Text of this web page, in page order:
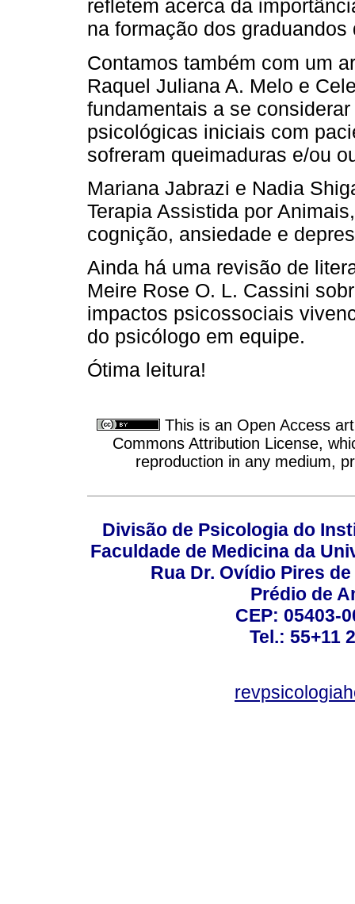
refletem acerca da
na formação dos
Contamos também com um
Raquel Juliana A. Melo e
fundamentais a se
psicológicas iniciais com
sofreram queimaduras e/ou
Mariana Jabrazi e Nadia
Terapia Assistida por
cognição, ansiedade e
Ainda há uma revisão de
Meire Rose O. L. Cassini
impactos psicossociais
do psicólogo em equipe.
Ótima leitura!
This is an Open Access
Commons Attribution License,
reproduction in any medium,
Divisão de Psicologia do
Faculdade de Medicina da
Rua Dr. Ovídio Pires
Prédio de
CEP: 05403-
Tel.: 55+11